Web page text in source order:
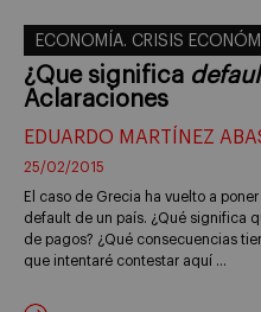
ECONOMÍA. CRISIS
¿Que significa
Aclaraciones
EDUARDO MARTÍNEZ
25/02/2015
El caso de Grecia ha vuelto a
default de un país. ¿Qué significa
de pagos? ¿Qué consecuencias
que intentaré contestar aquí …